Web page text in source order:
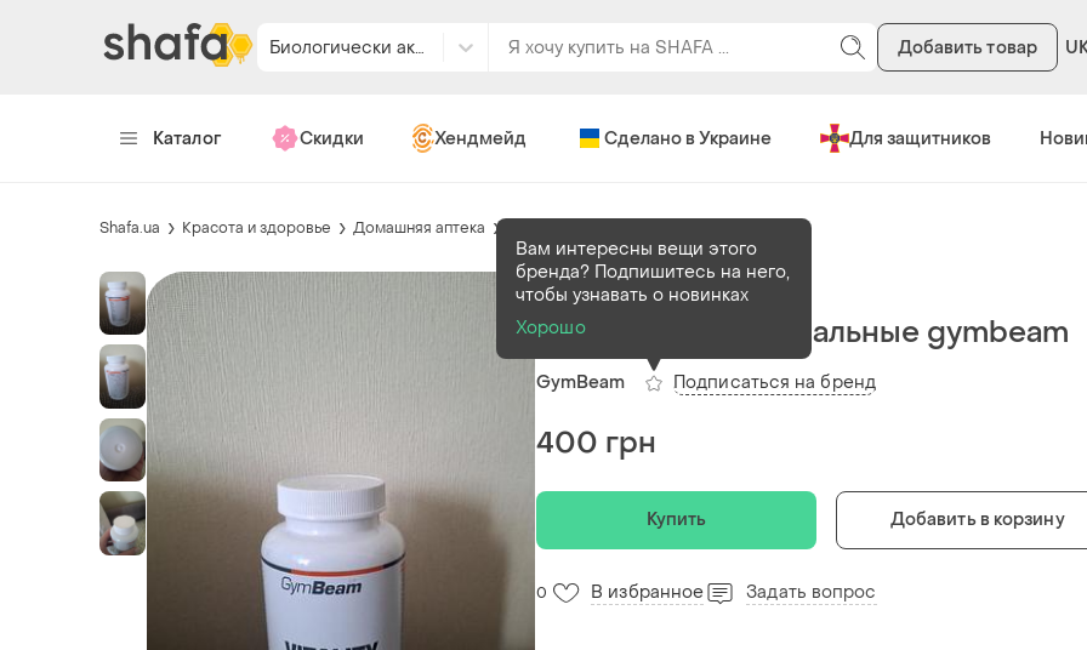
Биологически активные вещества Добавить товар
Каталог Скидки Хендмейд Сделано в Украине Для защитников
Shafa.ua Красота и здоровье Домашняя аптека
В наличии1 шт
Витамини и минеральные gymbeam
GymBeam
Вам интересны вещи этого
бренда? Подпишитесь на него,
чтобы узнавать о новинках
Хорошо
Подписаться на бренд
400 грн
Купить Добавить в корзину
0 В избранное Задать вопрос